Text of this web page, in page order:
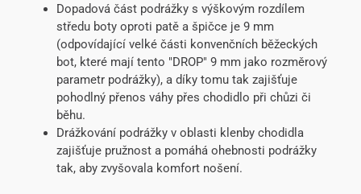
Dopadová část podrážky s výškovým rozdílem
středu boty oproti patě a špičce je 9 mm
(odpovídající velké části konvenčních běžeckých
bot, které mají tento "DROP" 9 mm jako rozměrový
parametr podrážky), a díky tomu tak zajišťuje
pohodlný přenos váhy přes chodidlo při chůzi či
běhu.
Drážkování podrážky v oblasti klenby chodidla
zajišťuje pružnost a pomáhá ohebnosti podrážky
tak, aby zvyšovala komfort nošení.